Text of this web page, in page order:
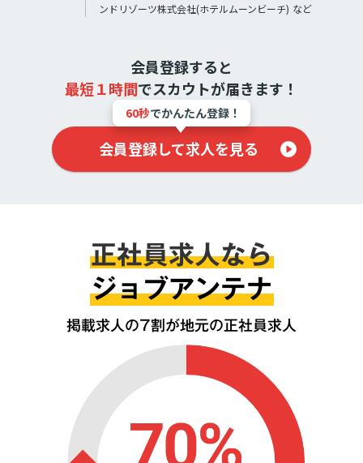
ンドリゾーツ株式会社(ホテルムーンビーチ) など
会員登録すると
最短１時間でスカウトが届きます！
60秒でかんたん登録！
会員登録して求人を見る
正社員求人なら
ジョブアンテナ
掲載求人の7割が地元の正社員求人